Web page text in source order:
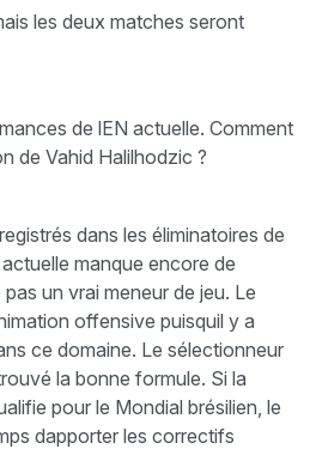
les deux matches seront
de lEN actuelle. Comment
de Vahid Halilhodzic ?
dans les éliminatoires de
manque encore de
un vrai meneur de jeu. Le
offensive puisquil y a
ce domaine. Le sélectionneur
la bonne formule. Si la
pour le Mondial brésilien, le
dapporter les correctifs